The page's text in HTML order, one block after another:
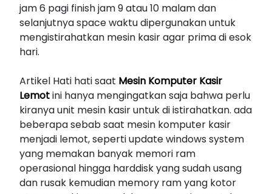
jam 6 pagi finish jam 9 atau 10 malam dan
selanjutnya space waktu dipergunakan untuk
mengistirahatkan mesin kasir agar prima di esok
hari.
Artikel Hati hati saat Mesin Komputer Kasir
Lemotini hanya mengingatkan saja bahwa perlu
kiranya unit mesin kasir untuk di istirahatkan. ada
beberapa sebab saat mesin komputer kasir
menjadi lemot, seperti update windows system
yang memakan banyak memori ram
operasional hingga harddisk yang sudah usang
dan rusak kemudian memory ram yang kotor